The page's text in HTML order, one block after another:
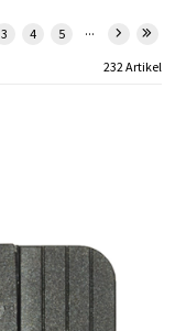
3 4 5 ...
232 Artikel